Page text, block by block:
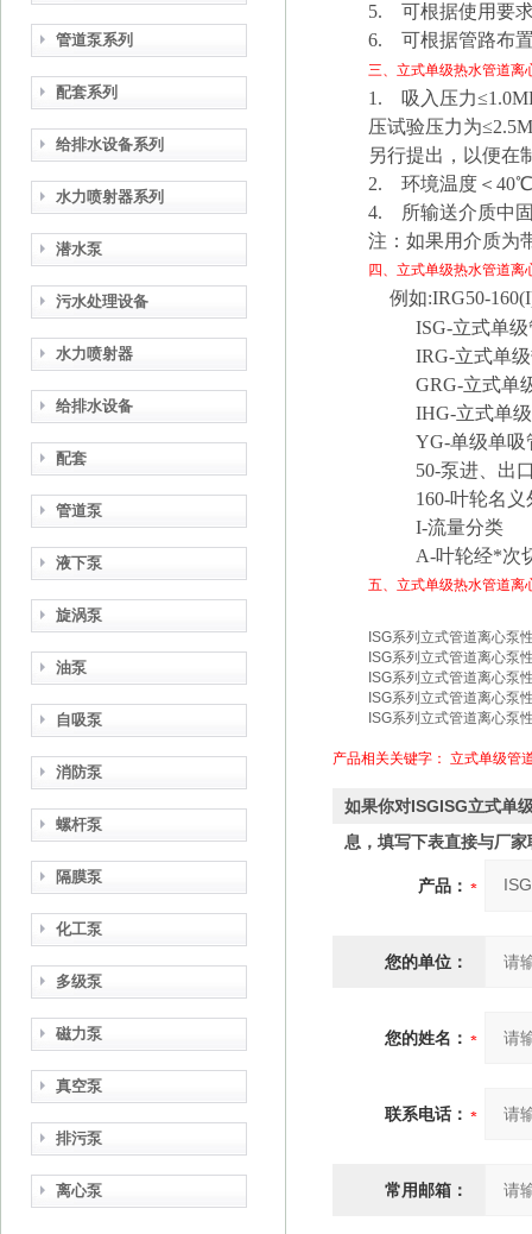
管道泵系列
配套系列
给排水设备系列
水力喷射器系列
潜水泵
污水处理设备
水力喷射器
给排水设备
配套
管道泵
液下泵
旋涡泵
油泵
自吸泵
消防泵
螺杆泵
隔膜泵
化工泵
多级泵
磁力泵
真空泵
排污泵
离心泵
5. 可根据使用要
6. 可根据管路布
三、 立式单级热水管道离
1. 吸入压力
压试验压力为
另行提出，以便在
2. 环境温度＜40℃
4. 所输送介质中固
注：如果用介质为
四、 立式单级热水管道离
例如:IRG50-
ISG-立式单级
IRG-立式单级
GRG-立式单级
IHG-立式单级
YG-单级单吸
50-泵进、出口
160-叶轮名义
I-流量分类
A-叶轮经*次
五、 立式单级热水管道离
ISG系列立式管道离心泵
ISG系列立式管道离心泵
ISG系列立式管道离心泵
ISG系列立式管道离心泵
ISG系列立式管道离心泵
产品相关关键字： 立式单级管
如果你对ISGISG立式单
息，填写下表直接与厂家
产品：
您的单位：
您的姓名：
联系电话：
常用邮箱：